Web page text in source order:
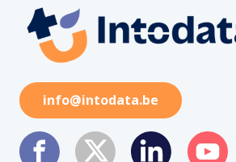
info@intodata.be